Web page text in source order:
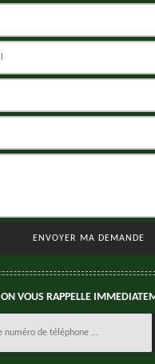
ON VOUS RAPPELLE